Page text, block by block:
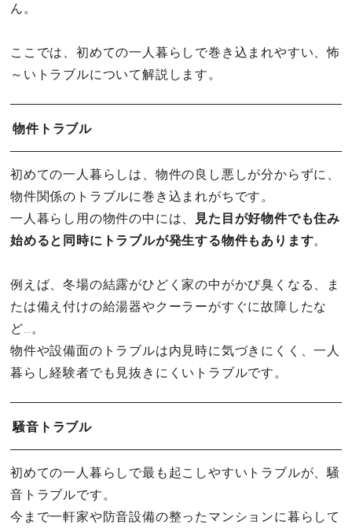
ん。
ここでは、初めての一人暮らしで巻き込まれやすい、怖
～いトラブルについて解説します。
物件トラブル
初めての一人暮らしは、物件の良し悪しが分からずに、
物件関係のトラブルに巻き込まれがちです。
一人暮らし用の物件の中には、
見た目が好物件でも住み
始めると同時にトラブルが発生する物件もあります。
例えば、冬場の結露がひどく家の中がかび臭くなる、ま
たは備え付けの給湯器やクーラーがすぐに故障したな
ど…。
物件や設備面のトラブルは内見時に気づきにくく、一人
暮らし経験者でも見抜きにくいトラブルです。
騒音トラブル
初めての一人暮らしで最も起こしやすいトラブルが、騒
音トラブルです。
今まで一軒家や防音設備の整ったマンションに暮らして